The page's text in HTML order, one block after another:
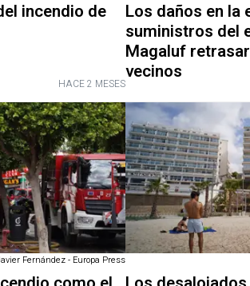
incendio de
HACE 2 MESES
Los daños en la
suministros del
Magaluf
vecinos
Fernández - Europa Press